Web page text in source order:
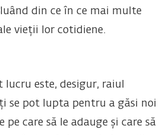
din ce în ce mai multe
vieții lor cotidiene.
lucru este, desigur, raiul
se pot lupta pentru a găsi noi
care să le adauge și care să